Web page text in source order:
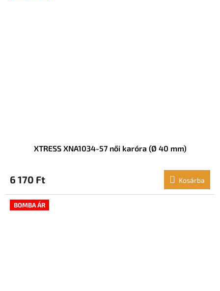
XTRESS XNA1034-57 női karóra (Ø 40 mm)
6 170 Ft Kosárba
BOMBA ÁR